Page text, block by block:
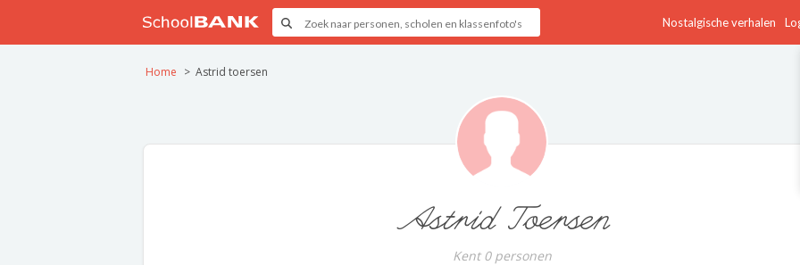
Nostalgische verhalen
Home Astrid toersen
Astrid Toersen
Kent 0 personen